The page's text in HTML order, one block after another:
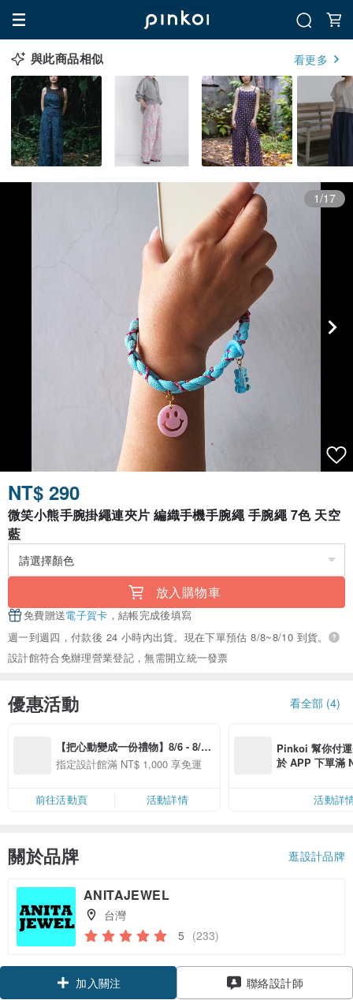
與此商品相似 看更多
1/17
NT$ 290
微笑小熊手腕掛繩連夾片 編織手機手腕繩 手腕繩 7色 天空
藍
放入購物車
免費贈送電子賀卡 ，結帳完成後填寫
週一到週四，付款後 24 小時內出貨。現在下單預估 8/8~8/10 到貨。
設計館符合免辦理營業登記，無需開立統一發票
優惠活動 看全部 (4)
【把心動變成一份禮物】8/6 - 8/20
精選品牌全館滿 NT$1,000 免運
指定設計館滿 NT$ 1,000 享免運
前往活動頁 活動詳情
Pinkoi 幫你付
於 APP 下單滿
活動詳
關於品牌 逛設計品牌
ANITAJEWEL
台灣
5 (233)
加入關注
聯絡設計師